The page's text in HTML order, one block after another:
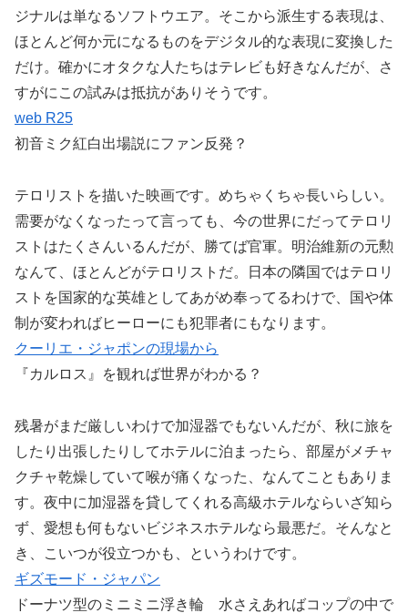
ジナルは単なるソフトウエア。そこから派生する表現は、
ほとんど何か元になるものをデジタル的な表現に変換した
だけ。確かにオタクな人たちはテレビも好きなんだが、さ
すがにこの試みは抵抗がありそうです。
web R25
初音ミク紅白出場説にファン反発？
テロリストを描いた映画です。めちゃくちゃ長いらしい。
需要がなくなったって言っても、今の世界にだってテロリ
ストはたくさんいるんだが、勝てば官軍。明治維新の元勲
なんて、ほとんどがテロリストだ。日本の隣国ではテロリ
ストを国家的な英雄としてあがめ奉ってるわけで、国や体
制が変わればヒーローにも犯罪者にもなります。
クーリエ・ジャポンの現場から
『カルロス』を観れば世界がわかる？
残暑がまだ厳しいわけで加湿器でもないんだが、秋に旅を
したり出張したりしてホテルに泊まったら、部屋がメチャ
クチャ乾燥していて喉が痛くなった、なんてこともありま
す。夜中に加湿器を貸してくれる高級ホテルならいざ知ら
ず、愛想も何もないビジネスホテルなら最悪だ。そんなと
き、こいつが役立つかも、というわけです。
ギズモード・ジャパン
ドーナツ型のミニミニ浮き輪 水さえあればコップの中で